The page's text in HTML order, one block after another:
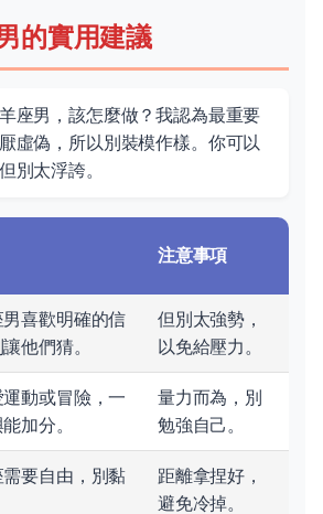
的實用建議
座男，該怎麼做？我認為最重要
虛偽，所以別裝模作樣。你可以
別太浮誇。
注意事項
喜歡明確的信
他們猜。
但別太強勢，
以免給壓力。
動或冒險，一
加分。
量力而為，別
勉強自己。
要自由，別黏
距離拿捏好，
避免冷掉。